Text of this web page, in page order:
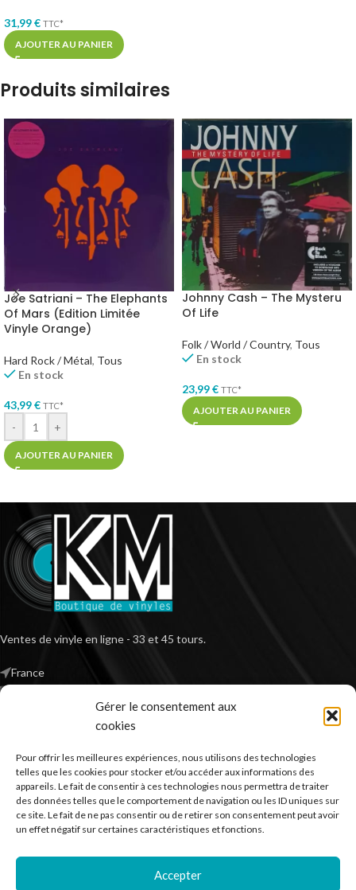
Gérer le consentement aux
cookies
Pour offrir les meilleures expériences, nous utilisons des technologies
telles que les cookies pour stocker et/ou accéder aux informations des
appareils. Le fait de consentir à ces technologies nous permettra de traiter
des données telles que le comportement de navigation ou les ID uniques sur
ce site. Le fait de ne pas consentir ou de retirer son consentement peut avoir
un effet négatif sur certaines caractéristiques et fonctions.
Accepter
31,99€ TTC*
AJOUTER AU PANIER
Produits similaires
Joe Satriani – The Elephants
Of Mars (Edition Limitée
Vinyle Orange)
Hard Rock / Métal, Tous
En stock
43,99€ TTC*
- +
AJOUTER AU PANIER
Johnny Cash – The Mysteru
Of Life
Folk / World / Country, Tous
En stock
23,99€ TTC*
AJOUTER AU PANIER
Ventes de vinyle en ligne - 33 et 45 tours.
France
*TVA non applicable – article 293 B du CGI
RECHERCHER DES PRODUITS
NOS SERVICES